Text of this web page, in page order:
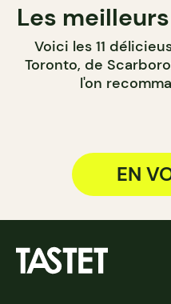
Les
Voici les 11
Toronto, de
l'on
EN